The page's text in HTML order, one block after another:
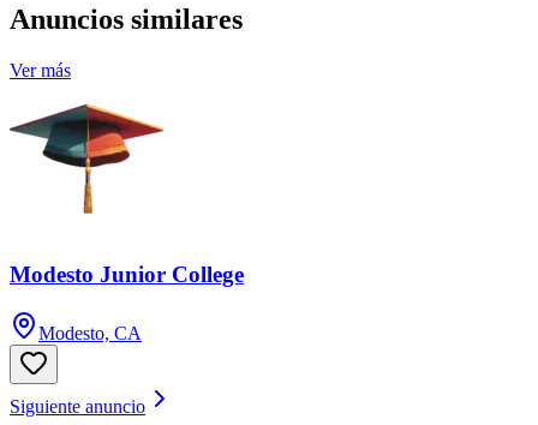
Anuncios similares
Ver más
Modesto Junior College
Modesto, CA
Siguiente anuncio